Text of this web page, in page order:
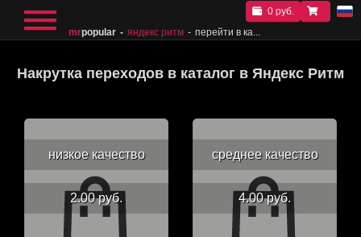
mrpopular яндекс ритм перейти в ка...
0 руб.
Накрутка переходов в каталог в Яндекс Ритм
низкое качество
2.00 руб.
среднее качество
4.00 руб.